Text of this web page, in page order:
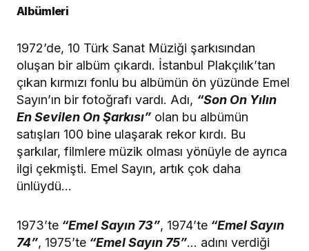
Albümleri
1972’de, 10 Türk Sanat Müziği şarkısından
oluşan bir albüm çıkardı. İstanbul Plakçılık’tan
çıkan kırmızı fonlu bu albümün ön yüzünde Emel
Sayın’ın bir fotoğrafı vardı. Adı, “Son On Yılın
En Sevilen On Şarkısı” olan bu albümün
satışları 100 bine ulaşarak rekor kırdı. Bu
şarkılar, filmlere müzik olması yönüyle de ayrıca
ilgi çekmişti. Emel Sayın, artık çok daha
ünlüydü…
1973’te “Emel Sayın 73”, 1974’te “Emel Sayın
74”, 1975’te “Emel Sayın 75”… adını verdiği